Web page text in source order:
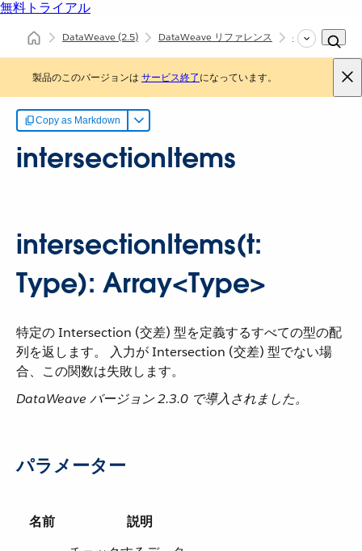
無料トライアル
DataWeave(2.5) DataWeave リファレンス dw::core::Types
製品のこのバージョンは サービス終了になっています。
Copy as Markdown
intersectionItems
intersectionItems(t:
Type): Array<Type>
特定の Intersection (交差) 型を定義するすべての型の配
列を返します。 入力が Intersection (交差) 型でない場
合、この関数は失敗します。
DataWeave バージョン 2.3.0 で導入されました。
パラメーター
名前
説明